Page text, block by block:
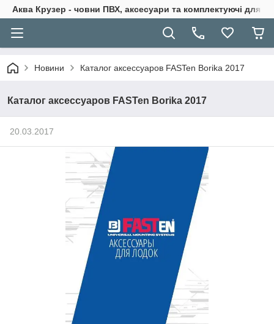
Аква Крузер - човни ПВХ, аксесуари та комплектуючі для
Новини Каталог аксессуаров FASTen Borika 2017
Каталог аксессуаров FASTen Borika 2017
20.03.2017